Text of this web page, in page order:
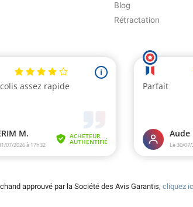
Blog
Rétractation
approuvé par la Société des Avis Garantis, cliquez